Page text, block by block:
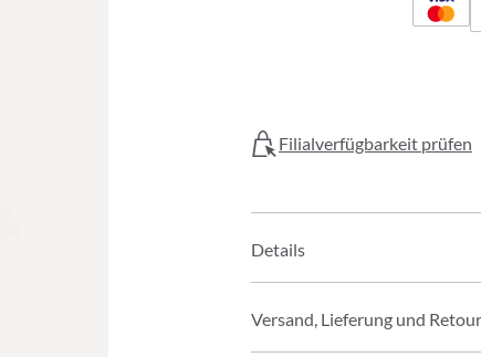
Filialverfügbarkeit prüfen
Details
Versand, Lieferung und